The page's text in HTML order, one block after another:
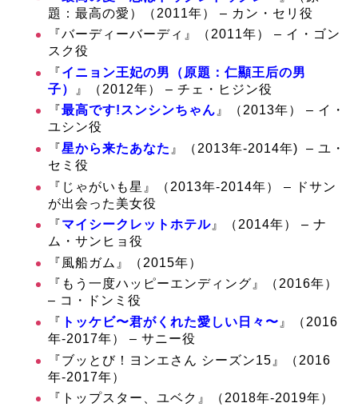
題：最高の愛）（2011年） – カン・セリ役
『バーディーバーディ』（2011年） – イ・ゴン
スク役
『イニョン王妃の男（原題：仁顯王后の男
子）
』（2012年） – チェ・ヒジン役
『 最高です!スンシンちゃん』（2013年） – イ・
ユシン役
『星から来たあなた 』（2013年-2014年) – ユ・
セミ役
『じゃがいも星』（2013年-2014年） –
ドサン
が出会った美女役
『マイシークレットホテル 』（2014年） – ナ
ム・サンヒョ役
『風船ガム』（2015年）
『もう一度ハッピーエンディング』（2016年）
– コ・ドンミ役
『 トッケビ〜君がくれた愛しい日々〜 』（2016
年-2017年） – サニー役
『ブッとび！ヨンエさん シーズン15』（2016
年-2017年）
『トップスター、ユベク』（2018年-2019年）